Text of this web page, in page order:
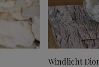
Windlicht